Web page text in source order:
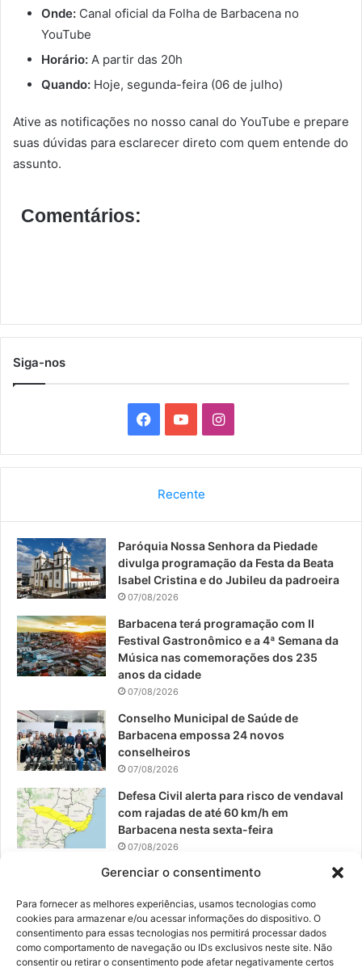
Gerenciar o consentimento
Para fornecer as melhores experiências, usamos tecnologias como
cookies para armazenar e/ou acessar informações do dispositivo. O
consentimento para essas tecnologias nos permitirá processar dados
como comportamento de navegação ou IDs exclusivos neste site. Não
consentir ou retirar o consentimento pode afetar negativamente certos
Onde: Canal oficial da Folha de Barbacena no
YouTube
Horário: A partir das 20h
Quando: Hoje, segunda-feira (06 de julho)
Ative as notificações no nosso canal do YouTube e prepare
suas dúvidas para esclarecer direto com quem entende do
assunto.
Comentários:
Siga-nos
a
b
o
k
o
u
b
I
n
a
g
a
Recente
Paróquia Nossa Senhora da Piedade
divulga programação da Festa da Beata
Isabel Cristina e do Jubileu da padroeira
07/08/2026
Barbacena terá programação com II
Festival Gastronômico e a 4ª Semana da
Música nas comemorações dos 235
anos da cidade
07/08/2026
Conselho Municipal de Saúde de
Barbacena empossa 24 novos
conselheiros
07/08/2026
Defesa Civil alerta para risco de vendaval
com rajadas de até 60 km/h em
Barbacena nesta sexta-feira
07/08/2026
EPCAR tem a melhor nota do IDEB no
06/08/2026